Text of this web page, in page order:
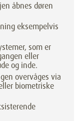
åbnes døren
eksempelvis
som er
eller
og inde.
overvåges via
biometriske